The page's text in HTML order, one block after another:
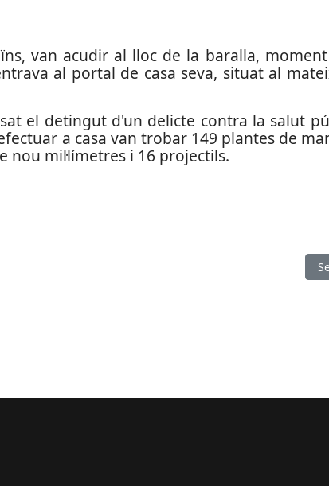
van acudir al lloc de la baralla,
al portal de casa seva, situat al
el detingut d'un delicte contra la salut
a casa van trobar 149 plantes de
nou mil·límetres i 16 projectils.
a Martorell acusats de venda il·legal